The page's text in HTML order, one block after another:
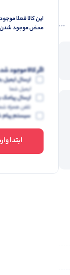
این کالا فعلا
محض موجود
اگر کالا موجود
ارسال ایمیل
ایمیل شما
ارسال پیامک
تلفن همراه
سیستم
ابتدا